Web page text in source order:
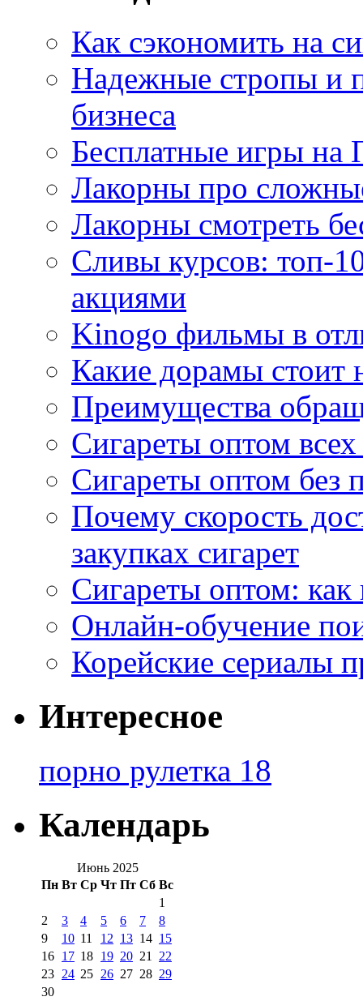
Как сэкономить на
Надежные стропы и
бизнеса
Бесплатные игры на
Лакорны про
Лакорны смотреть
Сливы курсов: топ-
акциями
Kinogo фильмы в
Какие дорамы стоит
Преимущества
Сигареты оптом
Сигареты оптом без
Почему скорость
закупках сигарет
Сигареты оптом:
Онлайн-обучение
Корейские сериалы
Интересное
порно рулетка 18
Календарь
Июнь 2025
Пн Вт Ср Чт Пт Сб Вс
1
2
3 4 5 6 7
8
9
10 11 12 13 14 15
16 17 18 19 20 21
22
23 24 25 26 27 28 29
30